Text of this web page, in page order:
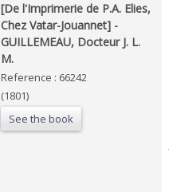
‎[De l'Imprimerie de P.A. Elies,
Chez Vatar-Jouannet] - ‎
‎GUILLEMEAU, Docteur J. L.
M.‎
Reference : 66242
(1801)
See the book